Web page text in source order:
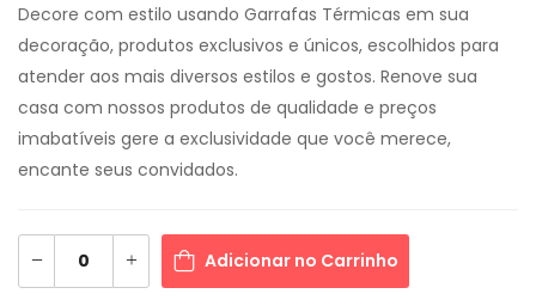
Decore com estilo usando Garrafas Térmicas em sua
decoração, produtos exclusivos e únicos, escolhidos para
atender aos mais diversos estilos e gostos. Renove sua
casa com nossos produtos de qualidade e preços
imabatíveis gere a exclusividade que você merece,
encante seus convidados.
Adicionar no Carrinho